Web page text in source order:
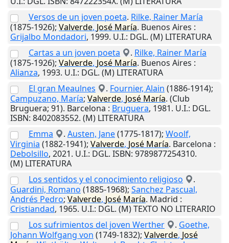
Versos de un joven poeta. Rilke, Rainer María
(1875-1926); Valverde, José María. Buenos Aires :
Grijalbo Mondadori, 1999. U.I.: DGL. (M) LITERATURA
Cartas a un joven poeta
. Rilke, Rainer María
(1875-1926); Valverde, José María. Buenos Aires :
Alianza, 1993. U.I.: DGL. (M) LITERATURA
El gran Meaulnes
. Fournier, Alain (1886-1914);
Campuzano, María; Valverde, José María. (Club
Bruguera; 91). Barcelona : Bruguera, 1981. U.I.: DGL.
ISBN: 8402083552. (M) LITERATURA
Emma
. Austen, Jane(1775-1817); Woolf,
Virginia (1882-1941); Valverde, José María. Barcelona :
Debolsillo, 2021. U.I.: DGL. ISBN: 9789877254310.
(M) LITERATURA
Los sentidos y el conocimiento religioso
.
Guardini, Romano (1885-1968); Sanchez Pascual,
Andrés Pedro; Valverde, José María. Madrid :
Cristiandad, 1965. U.I.: DGL. (M) TEXTO NO LITERARIO
Los sufrimientos del joven Werther
. Goethe,
Johann Wolfgang von (1749-1832); Valverde, José